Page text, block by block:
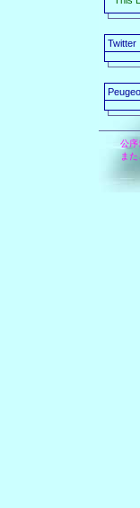
Twitter
公序
ま